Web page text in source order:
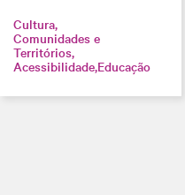
Cultura
Comunidades e
Territórios
AcessibilidadeEducação